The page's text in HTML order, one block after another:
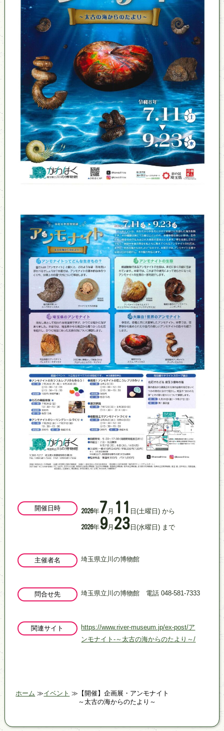
開催日時 2026年7月 11 日(土曜日) から
2026年9月 23 日(水曜日) まで
主催者名 埼玉県立川の博物館
問合せ先 埼玉県立川の博物館 電話 048-581-7333
関連サイト
https://www.river-museum.jp/ex-post/ア
ンモナイト-～太古の海からのたより～/
ホーム イベント
【開催】企画展・アンモナイト
～太古の海からのたより～